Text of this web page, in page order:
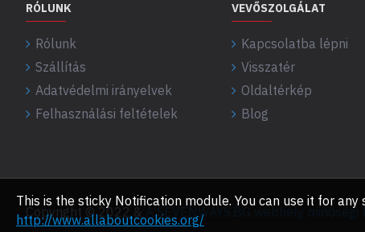
RÓLUNK
Rólunk
Szállítás
Adatvédelmi irányelvek
Felhasználási feltételek
VEVŐSZOLGÁLAT
Kapcsolatba lépni
Visszatér
Oldaltérkép
Blog
Copyright © 2022 & A SEVENWAYS.BG webhely
This is the sticky Notification module. You can use it for
http://www.allaboutcookies.org/